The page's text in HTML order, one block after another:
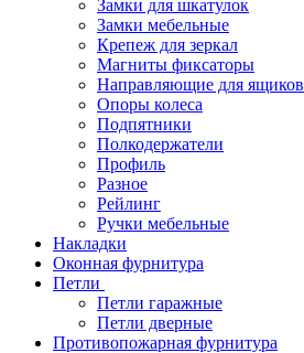
Замки для шкатулок
Замки мебельные
Крепеж для зеркал
Магниты фиксаторы
Направляющие для ящиков
Опоры колеса
Подпятники
Полкодержатели
Профиль
Разное
Рейлинг
Ручки мебельные
Накладки
Оконная фурнитура
Петли
Петли гаражные
Петли дверные
Противопожарная фурнитура